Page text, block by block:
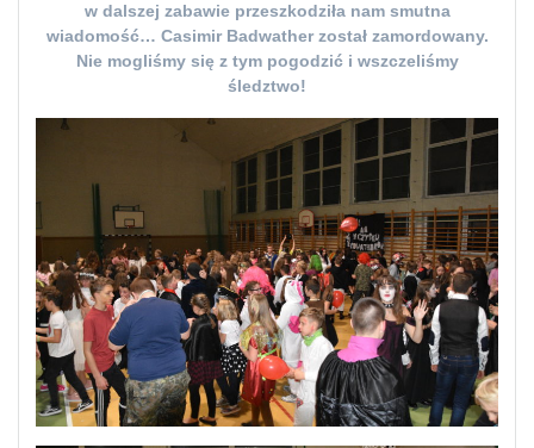
w dalszej zabawie przeszkodziła nam smutna
wiadomość… Casimir Badwather został zamordowany.
Nie mogliśmy się z tym pogodzić i wszczeliśmy
śledztwo!